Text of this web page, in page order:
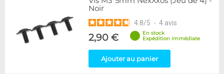
Noir
4.8/5 - 4 avis
2,90 €
En stock
Expédition immédiate
Ajouter au panier